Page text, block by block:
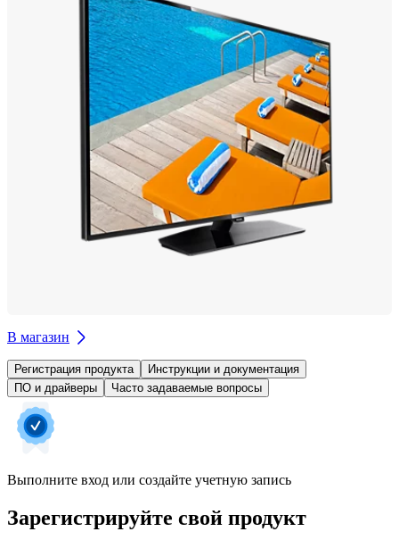
В магазин
Регистрация продукта
Инструкции и документация
ПО и драйверы
Часто задаваемые вопросы
Выполните вход или создайте учетную запись
Зарегистрируйте свой продукт